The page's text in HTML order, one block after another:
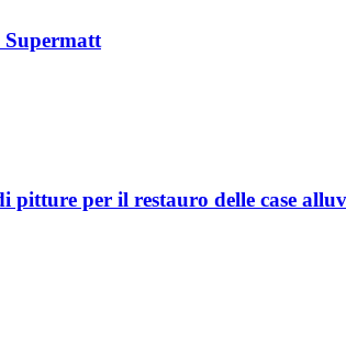
Supermatt
pitture per il restauro delle case